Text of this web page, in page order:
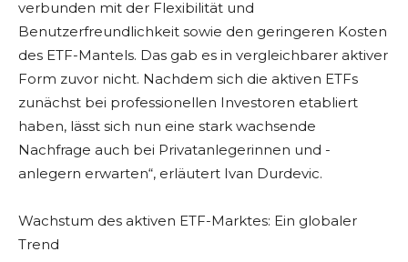
verbunden mit der Flexibilität und
Benutzerfreundlichkeit sowie den geringeren Kosten
des ETF-Mantels. Das gab es in vergleichbarer aktiver
Form zuvor nicht. Nachdem sich die aktiven ETFs
zunächst bei professionellen Investoren etabliert
haben, lässt sich nun eine stark wachsende
Nachfrage auch bei Privatanlegerinnen und -
anlegern erwarten“, erläutert Ivan Durdevic.
Wachstum des aktiven ETF-Marktes: Ein globaler
Trend